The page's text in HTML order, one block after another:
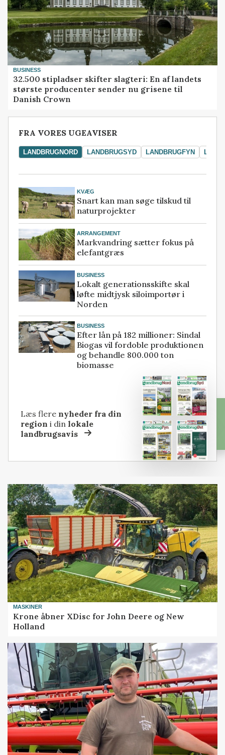
BUSINESS
32.500 stipladser skifter slagteri: En af landets
største producenter sender nu grisene til
Danish Crown
FRA VORES UGEAVISER
LANDBRUGNORD LANDBRUGSYD LANDBRUGFYN
KVÆG
Snart kan man søge tilskud til
naturprojekter
ARRANGEMENT
Markvandring sætter fokus på
elefantgræs
BUSINESS
Lokalt generationsskifte skal
løfte midtjysk siloimportør i
Norden
BUSINESS
Efter lån på 182 millioner: Sindal
Biogas vil fordoble produktionen
og behandle 800.000 ton
biomasse
Læs flere nyheder fra din
region i dinlokale
landbrugsavis
MASKINER
Krone åbner XDisc for John Deere og New
Holland